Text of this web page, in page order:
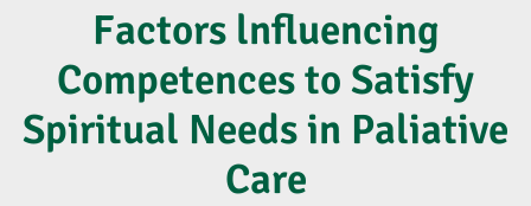
Factors lnfluencing
Competences to Satisfy
Spiritual Needs in Paliative
Care